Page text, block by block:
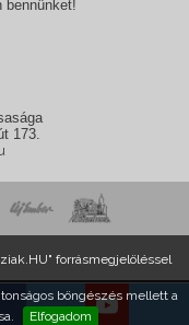
böngészés mellett a
Elfogadom
bennünket!
173.
forrásmegjelöléssel